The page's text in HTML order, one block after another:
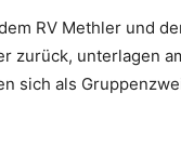
RV Methler und
unterlagen
sich als